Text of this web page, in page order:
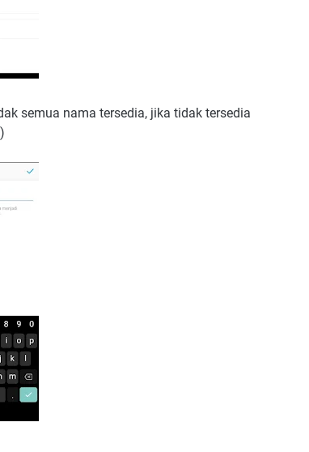
semua nama tersedia, jika tidak tersedia